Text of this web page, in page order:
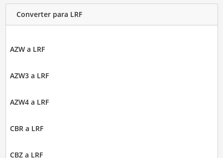
Converter para LRF
AZW a LRF
AZW3 a LRF
AZW4 a LRF
CBR a LRF
CBZ a LRF